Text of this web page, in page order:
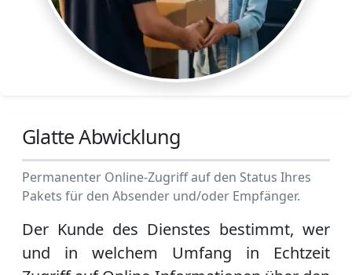
Glatte Abwicklung
Permanenter Online-Zugriff auf den Status Ihres
Pakets für den Absender und/oder Empfänger.
Der Kunde des Dienstes bestimmt, wer
und in welchem Umfang in Echtzeit